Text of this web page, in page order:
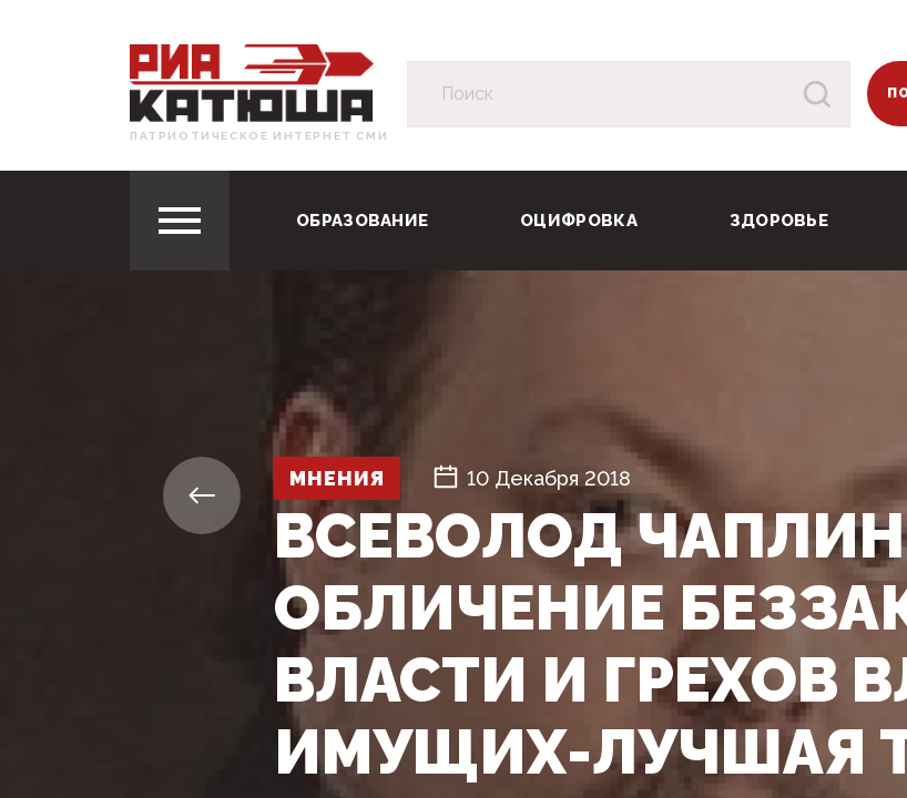
ПАТРИОТИЧЕСКОЕ ИНТЕРНЕТ СМИ
ОБРАЗОВАНИЕ ОЦИФРОВКА ЗДОРОВЬЕ
МНЕНИЯ 10 Декабря 2018
ВСЕВОЛОД
ОБЛИЧЕНИЕ
ВЛАСТИ И ГРЕХОВ
ИМУЩИХ-ЛУЧШАЯ